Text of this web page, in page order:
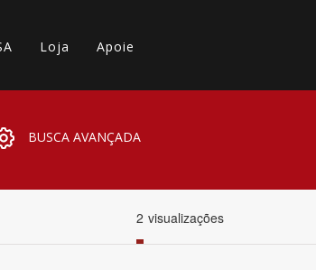
Loja Apoie
BUSCA AVANÇADA
2 visualizações